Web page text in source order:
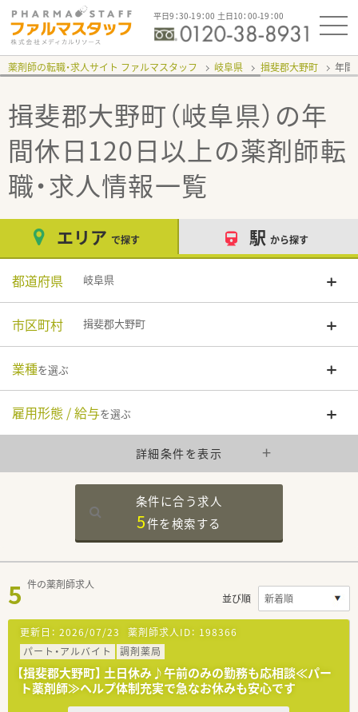
平日9：30-19：00 土日10：00-19：00
薬剤師の転職・求人サイト ファルマスタッフ 岐阜県 揖斐郡大野町 年間
揖斐郡大野町（岐阜県）の年
間休日120日以上の薬剤師転
職・求人情報一覧
エリア で探す 駅 から探す
都道府県 岐阜県
市区町村 揖斐郡大野町
業種を選ぶ
雇用形態 / 給与を選ぶ
詳細条件を表示
条件に合う求人
5件を検索する
5 件の薬剤師求人
並び順
更新日： 2026/07/23 薬剤師求人ID： 198366
パート・アルバイト
調剤薬局
【揖斐郡大野町】 土日休み♪午前のみの勤務も応相談≪パー
ト薬剤師≫ヘルプ体制充実で急なお休みも安心です